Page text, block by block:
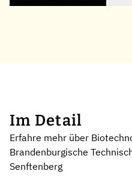
Im Detail
Erfahre mehr über
Brandenburgische
Senftenberg